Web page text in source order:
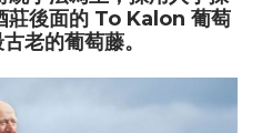
莊後面的 To Kalon 葡萄
老的葡萄藤。